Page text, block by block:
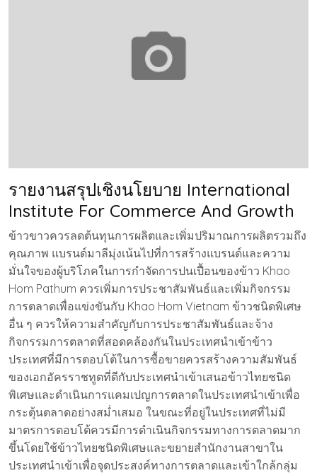
รายงานสรุปเชิงนโยบาย International
Institute For Commerce And Growth
ข้าวขาวควรลดต้นทุนการผลิตและเพิ่มปริมาณการผลิตรวมถึง
คุณภาพ แบรนด์มาลีมุ่งเน้นไปที่การสร้างแบรนด์และความ
มั่นใจของผู้บริโภคในการกำจัดการปนเปื้อนของข้าว Khao
Hom Pathum ควรเพิ่มการประชาสัมพันธ์และเพิ่มกิจกรรม
การตลาดเพื่อแข่งขันกับ Khao Hom Vietnam ข้าวชนิดพิเศษ
อื่น ๆ ควรให้ความสำคัญกับการประชาสัมพันธ์และจ้าง
กิจกรรมการตลาดที่สอดคล้องกันในประเทศนำเข้าข้าว
ประเทศที่มีการตอบโต้ในการซื้อขายควรสร้างความสัมพันธ์
ของเอกอัครราชทูตที่ดีกับประเทศนำเข้าเสนอข้าวไทยชนิด
พิเศษและดำเนินการแคมเปญการตลาดในประเทศนำเข้าเพื่อ
กระตุ้นตลาดอย่างสม่ำเสมอ ในขณะที่อยู่ในประเทศที่ไม่มี
มาตรการตอบโต้ควรมีการดำเนินกิจกรรมทางการตลาดมาก
ขึ้นโดยใช้ข้าวไทยชนิดพิเศษและขยายสำนักงานสาขาใน
ประเทศนำเข้าเพื่อจุดประสงค์ทางการตลาดและเข้าใกล้กลุ่ม